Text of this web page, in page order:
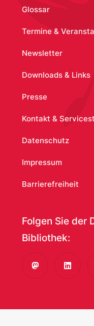
Glossar
Termine &
Newsletter
Downloads & Links
Presse
Kontakt &
Datenschutz
Impressum
Barrierefreiheit
Folgen Sie der
Bibliothek:
Mastodon